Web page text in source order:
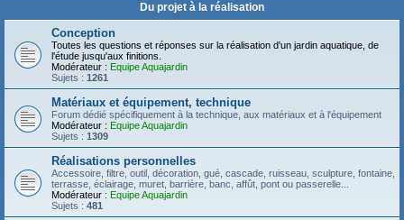
Du projet à la réalisation
Conception
Toutes les questions et réponses sur la réalisation d'un jardin aquatique, de
l'étude jusqu'aux finitions.
Modérateur : Equipe Aquajardin
Sujets : 1261
Matériaux et équipement, technique
Forum dédié spécifiquement à la technique, aux matériaux et à l'équipement
Modérateur : Equipe Aquajardin
Sujets : 1309
Réalisations personnelles
Accessoire, filtre, outil, décoration, gué, cascade, ruisseau, sculpture, fontaine,
terrasse, éclairage, muret, barrière, banc, affût, pont ou passerelle...
Modérateur : Equipe Aquajardin
Sujets : 481